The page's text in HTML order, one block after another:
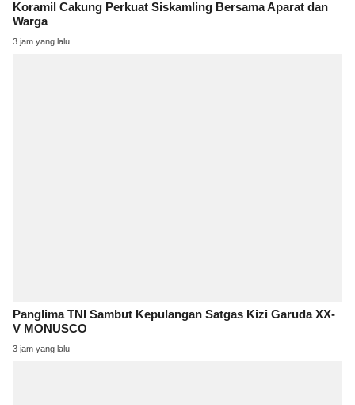
Koramil Cakung Perkuat Siskamling Bersama Aparat dan
Warga
3 jam yang lalu
Panglima TNI Sambut Kepulangan Satgas Kizi Garuda XX-
V MONUSCO
3 jam yang lalu